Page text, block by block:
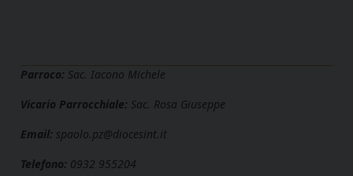
Parroco: Sac. Iacono Michele
Vicario Parrocchiale: Sac. Rosa Giuseppe
Email: spaolo.pz@diocesint.it
Telefono: 0932 955204